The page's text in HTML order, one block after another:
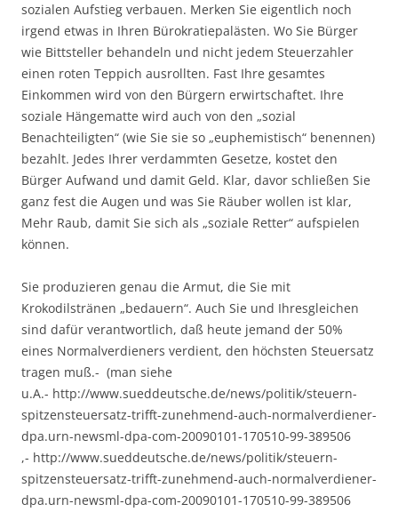
sozialen Aufstieg verbauen. Merken Sie eigentlich noch
irgend etwas in Ihren Bürokratiepalästen. Wo Sie Bürger
wie Bittsteller behandeln und nicht jedem Steuerzahler
einen roten Teppich ausrollten. Fast Ihre gesamtes
Einkommen wird von den Bürgern erwirtschaftet. Ihre
soziale Hängematte wird auch von den „sozial
Benachteiligten“ (wie Sie sie so „euphemistisch“ benennen)
bezahlt. Jedes Ihrer verdammten Gesetze, kostet den
Bürger Aufwand und damit Geld. Klar, davor schließen Sie
ganz fest die Augen und was Sie Räuber wollen ist klar,
Mehr Raub, damit Sie sich als „soziale Retter“ aufspielen
können.
Sie produzieren genau die Armut, die Sie mit
Krokodilstränen „bedauern“. Auch Sie und Ihresgleichen
sind dafür verantwortlich, daß heute jemand der 50%
eines Normalverdieners verdient, den höchsten Steuersatz
tragen muß.- (man siehe
u.A.- http://www.sueddeutsche.de/news/politik/steuern-
spitzensteuersatz-trifft-zunehmend-auch-normalverdiener-
dpa.urn-newsml-dpa-com-20090101-170510-99-389506
,- http://www.sueddeutsche.de/news/politik/steuern-
spitzensteuersatz-trifft-zunehmend-auch-normalverdiener-
dpa.urn-newsml-dpa-com-20090101-170510-99-389506